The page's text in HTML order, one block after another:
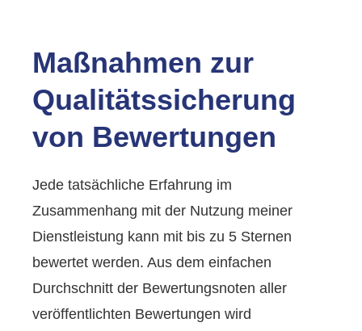
Maßnahmen zur
Qualitätssicherung
von Bewertungen
Jede tatsächliche Erfahrung im
Zusammenhang mit der Nutzung meiner
Dienstleistung kann mit bis zu 5 Sternen
bewertet werden. Aus dem einfachen
Durchschnitt der Bewertungsnoten aller
veröffentlichten Bewertungen wird